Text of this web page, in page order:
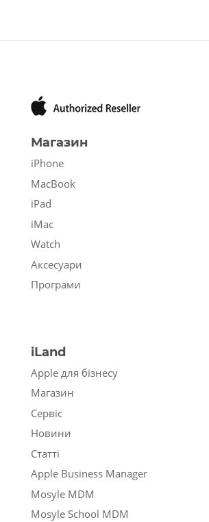
Магазин
iPhone
MacBook
iPad
iMac
Watch
Аксесуари
Програми
iLand
Apple для бізнесу
Магазин
Сервіс
Новини
Статті
Apple Business Manager
Mosyle MDM
Mosyle School MDM